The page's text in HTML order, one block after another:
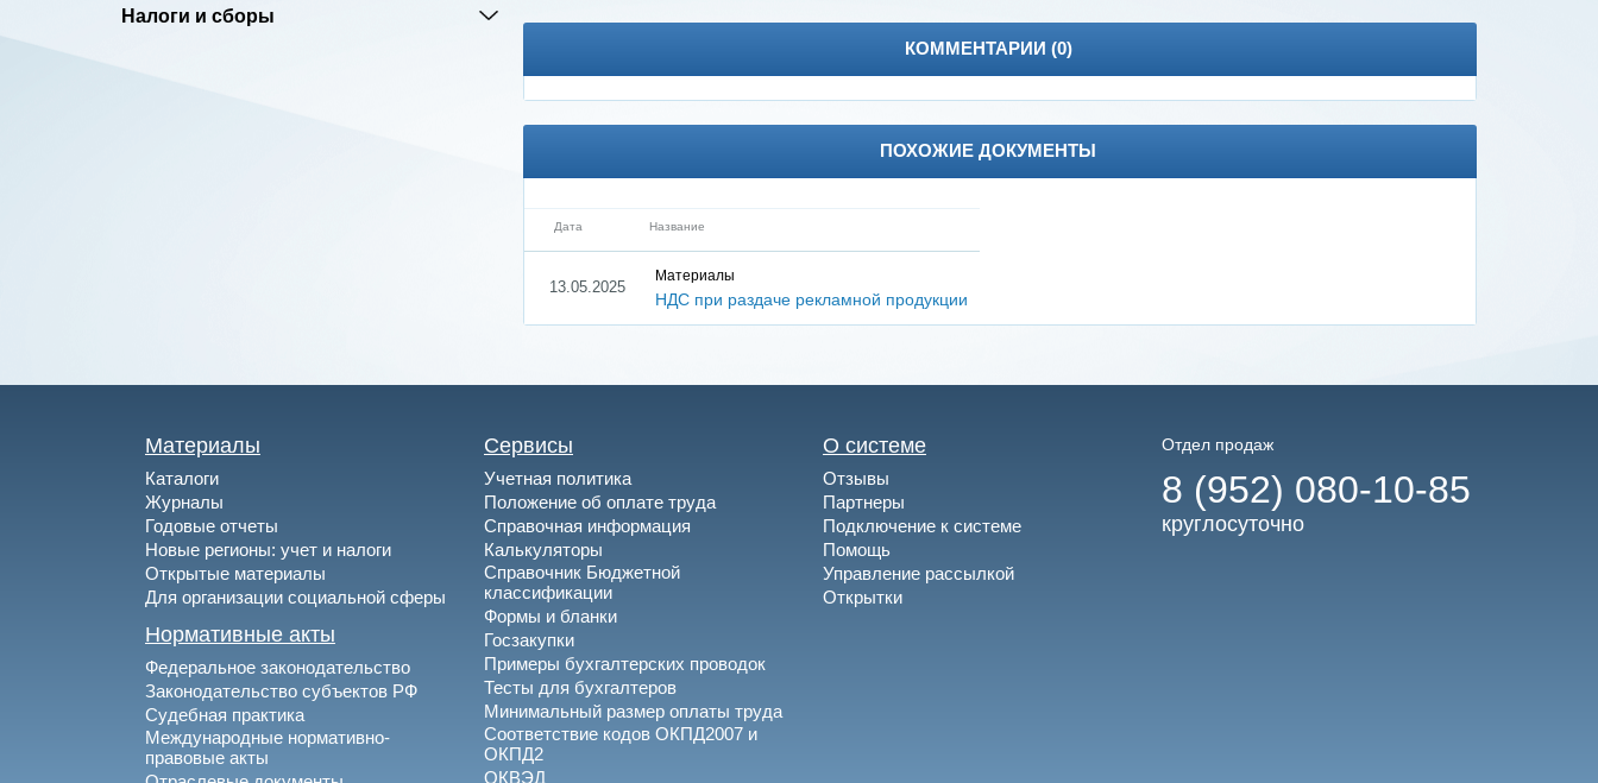
Налоги и сборы
КОММЕНТАРИИ (0)
ПОХОЖИЕ ДОКУМЕНТЫ
Дата Название
13.05.2025
Материалы
НДС при раздаче рекламной продукции
Материалы
Каталоги
Журналы
Годовые отчеты
Новые регионы: учет и налоги
Открытые материалы
Для организации социальной сферы
Нормативные акты
Федеральное законодательство
Законодательство субъектов РФ
Судебная практика
Международные нормативно-
правовые акты
Сервисы
Учетная политика
Положение об оплате труда
Справочная информация
Калькуляторы
Справочник Бюджетной
классификации
Формы и бланки
Госзакупки
Примеры бухгалтерских проводок
Тесты для бухгалтеров
Минимальный размер оплаты труда
Соответствие кодов ОКПД2007 и
ОКПД2
ОКВЭД
О системе
Отзывы
Партнеры
Подключение к системе
Помощь
Управление рассылкой
Открытки
Отдел продаж
8 (952) 080-10-85
круглосуточно